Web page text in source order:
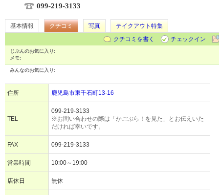
099-219-3133
基本情報 クチコミ 写真
テイクアウト特集
クチコミを書く
チェックイン
じぶんのお気に入り:
メモ:
みんなのお気に入り:
住所 鹿児島市東千石町13-16
TEL
099-219-3133
※お問い合わせの際は「かごぶら！を見た」とお伝えいた
だければ幸いです。
FAX 099-219-3133
営業時間 10:00～19:00
店休日 無休